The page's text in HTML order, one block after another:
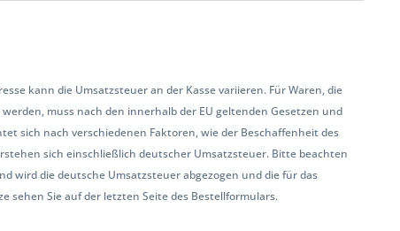
kann die Umsatzsteuer an der Kasse variieren. Für Waren, die
muss nach den innerhalb der EU geltenden Gesetzen und
sich nach verschiedenen Faktoren, wie der Beschaffenheit des
sich einschließlich deutscher Umsatzsteuer. Bitte beachten
wird die deutsche Umsatzsteuer abgezogen und die für das
sehen Sie auf der letzten Seite des Bestellformulars.